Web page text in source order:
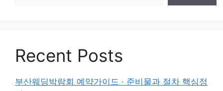
Recent Posts
부산웨딩박람회 예약가이드 · 준비물과 절차 핵심정